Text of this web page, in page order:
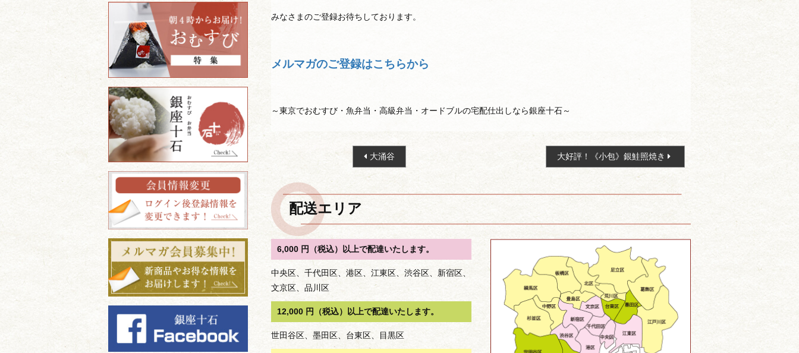
みなさまのご登録お待ちしております。
メルマガのご登録はこちらから
～東京でおむすび・魚弁当・高級弁当・オードブルの宅配仕出しなら銀座十石～
ビ
ゲ
ー
シ
ョ
ン
大涌谷 大好評！《小包》銀鮭照焼き
配送エリア
6,000 円（税込）以上で配達いたします。
中央区、千代田区、港区、江東区、渋谷区、新宿区、
文京区、品川区
12,000 円（税込）以上で配達いたします。
世田谷区、墨田区、台東区、目黒区